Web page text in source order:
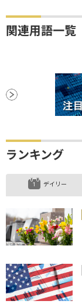
関連用語一覧
ランキング
デイリー